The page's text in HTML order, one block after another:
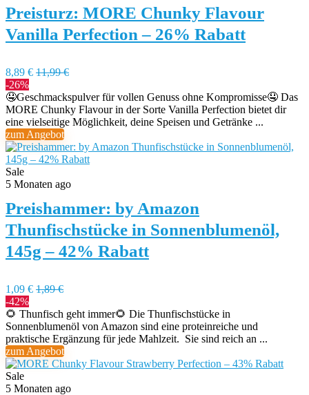
Preisturz: MORE Chunky Flavour
Vanilla Perfection – 26% Rabatt
8,89 € 11,99 €
-26%
🤤Geschmackspulver für vollen Genuss ohne Kompromisse🤤 Das
MORE Chunky Flavour in der Sorte Vanilla Perfection bietet dir
eine vielseitige Möglichkeit, deine Speisen und Getränke ...
zum Angebot
Sale
5 Monaten ago
Preishammer: by Amazon
Thunfischstücke in Sonnenblumenöl,
145g – 42% Rabatt
1,09 € 1,89 €
-42%
🌻 Thunfisch geht immer🌻 Die Thunfischstücke in
Sonnenblumenöl von Amazon sind eine proteinreiche und
praktische Ergänzung für jede Mahlzeit. Sie sind reich an ...
zum Angebot
Sale
5 Monaten ago